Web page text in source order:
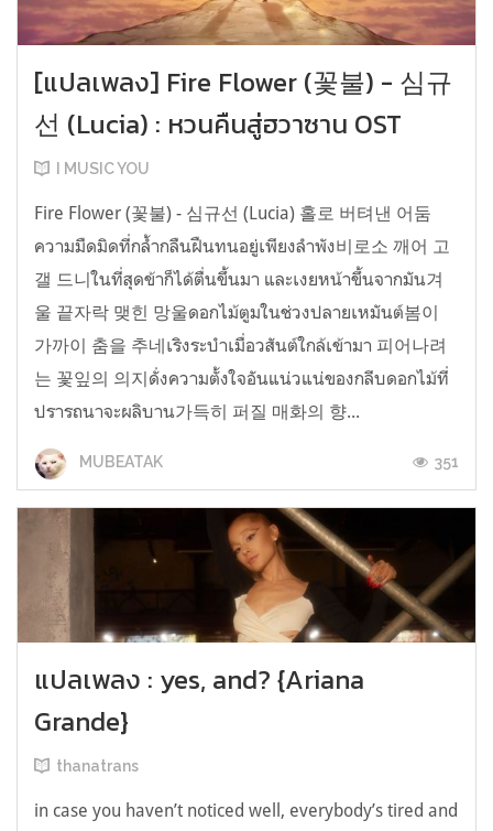
[แปลเพลง] Fire Flower (꽃불) - 심규
선 (Lucia) : หวนคืนสู่ฮวาซาน OST
I MUSIC YOU
Fire Flower (꽃불) - 심규선 (Lucia) 홀로 버텨낸 어둠
ความมืดมิดที่กล้ำกลืนฝืนทนอยู่เพียงลำพัง비로소 깨어 고
갤 드니ในที่สุดข้าก็ได้ตื่นขึ้นมา และเงยหน้าขึ้นจากมัน겨
울 끝자락 맺힌 망울ดอกไม้ตูมในช่วงปลายเหมันต์봄이
가까이 춤을 추네เริงระบำเมื่อวสันต์ใกล้เข้ามา 피어나려
는 꽃잎의 의지ดั่งความตั้งใจอันแน่วแน่ของกลีบดอกไม้ที่
ปรารถนาจะผลิบาน가득히 퍼질 매화의 향...
MUBEATAK 351
แปลเพลง : yes, and? {Ariana
Grande}
thanatrans
in case you haven’t noticed well, everybody’s tired and